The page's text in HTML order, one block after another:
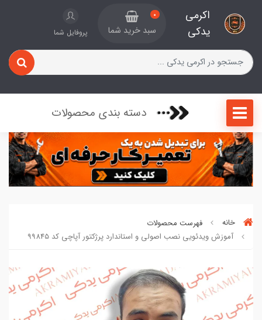
اکرمی
یدکی
0
سبد خرید شما پروفایل شما
دسته بندی محصولات
خانه
فهرست محصولات
آموزش ویدئویی نصب اصولی و استاندارد پرژکتور آپاچی کد 99845